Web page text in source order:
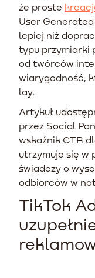
że proste
User
lepiej niż
typu przymiarki
od twórców
wiarygodność,
lay.
Artykuł
przez Social
wskaźnik CTR
utrzymuje się w
świadczy o
odbiorców w
TikTok